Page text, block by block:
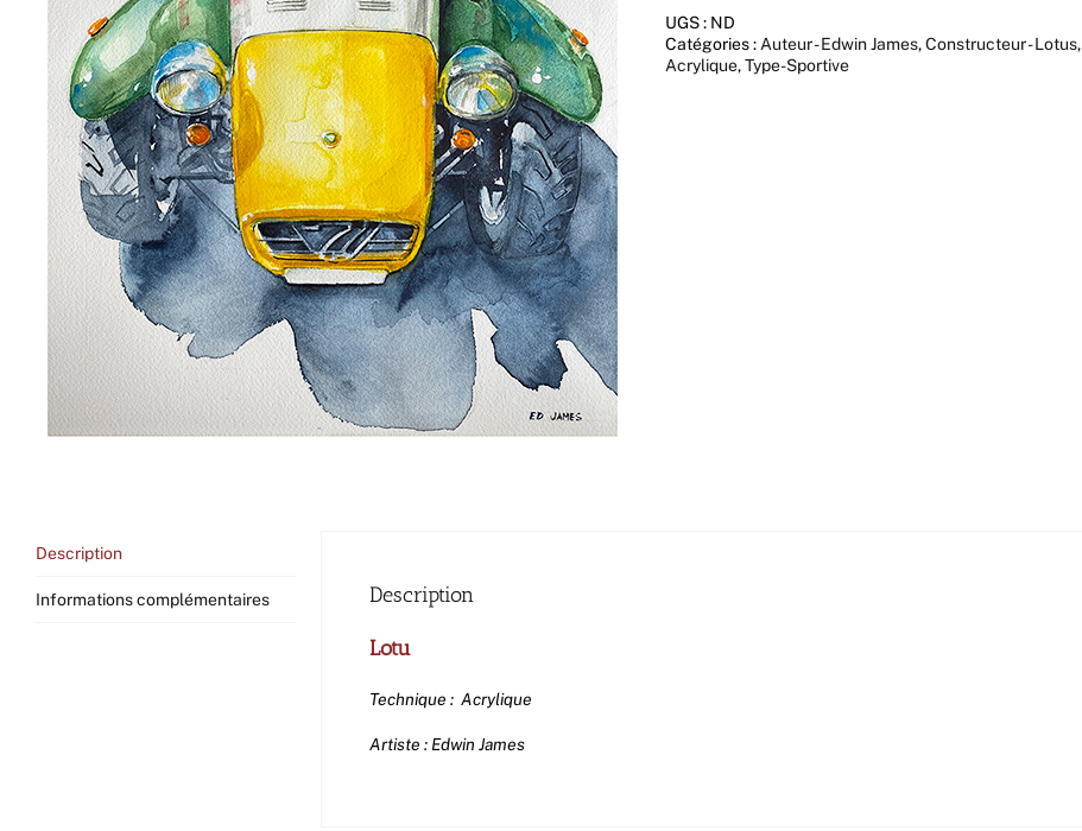
UGS : ND
Catégories : Auteur - Edwin James,Constructeur - Lotus,
Acrylique,Type-Sportive
Description
Informations complémentaires Description
Lotu
Technique : Acrylique
Artiste : Edwin James